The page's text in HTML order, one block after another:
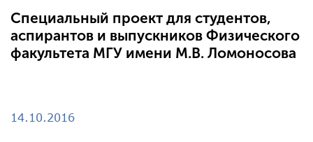
Специальный проект для студентов,
аспирантов и выпускников Физического
факультета МГУ имени М.В. Ломоносова
14.10.2016